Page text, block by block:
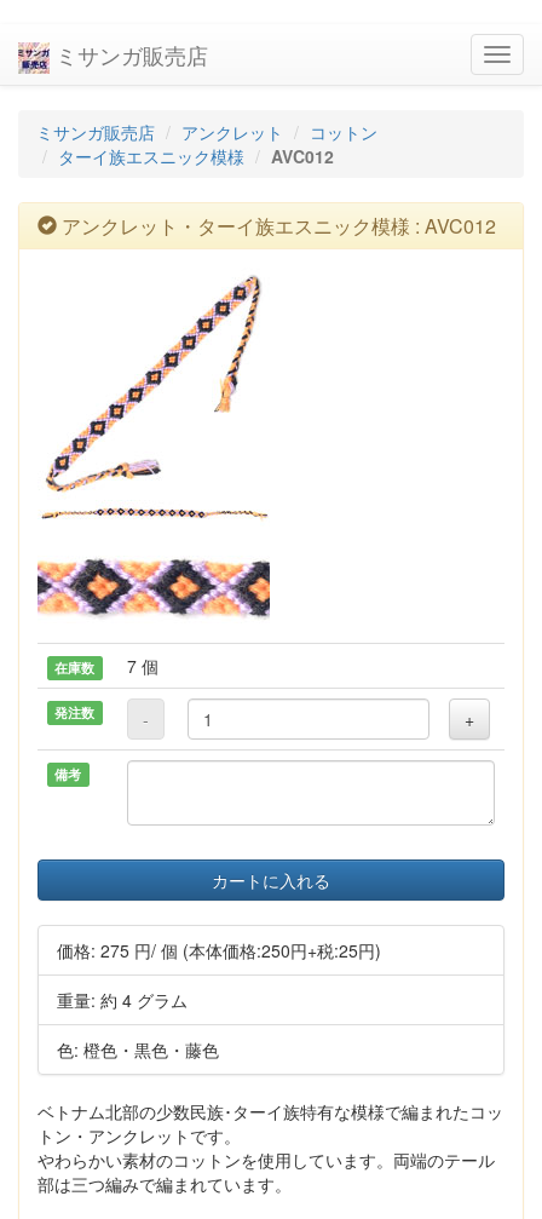
ミサンガ販売店
ミサンガ販売店 アンクレット
コットン
ターイ族エスニック模様
AVC012
アンクレット・ターイ族エスニック模様 : AVC012
在庫数 7 個
発注数 - +
備考
カートに入れる
価格: 275 円/ 個 (本体価格:250円+税:25円)
重量: 約 4 グラム
色: 橙色・黒色・藤色
ベトナム北部の少数民族･ターイ族特有な模様で編まれたコッ
トン・アンクレットです。
やわらかい素材のコットンを使用しています。両端のテール
部は三つ編みで編まれています。